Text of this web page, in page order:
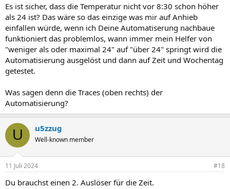
Es ist sicher, dass die Temperatur nicht vor 8:30 schon höher
als 24 ist? Das wäre so das einzige was mir auf Anhieb
einfallen würde, wenn ich Deine Automatiserung nachbaue
funktioniert das problemlos, wann immer mein Helfer von
"weniger als oder maximal 24" auf "über 24" springt wird die
Automatisierung ausgelöst und dann auf Zeit und Wochentag
getestet.
Was sagen denn die Traces (oben rechts) der
Automatisierung?
U u5zzug
Well-known member
11 Juli 2024 #18
Du brauchst einen 2. Auslöser für die Zeit.